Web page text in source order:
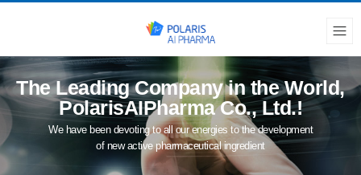
The Leading Company in the World,
PolarisAIPharma Co., Ltd.!
We have been devoting to all our energies to the development
of new active pharmaceutical ingredient